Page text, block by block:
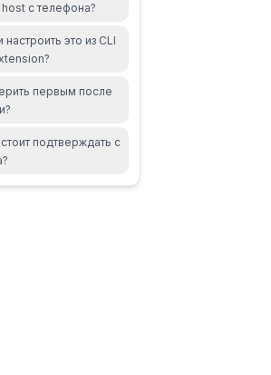
с телефона?
это из CLI
первым после
подтверждать с